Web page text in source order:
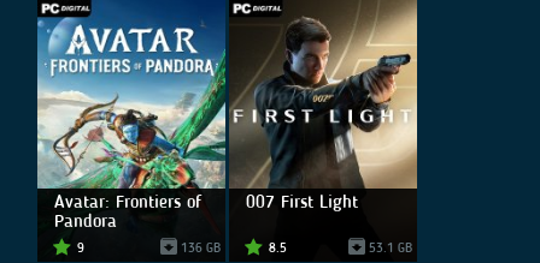
Avatar: Frontiers of
Pandora
9 136 GB
007 First Light
8.5 53.1 GB